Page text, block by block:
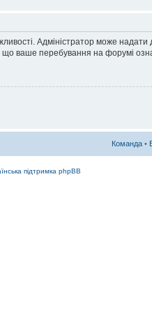
Адміністратор може
ваше перебування на форумі
Команда •
підтримка phpBB